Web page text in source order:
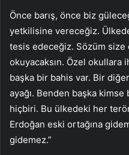
Önce barış, önce biz
yetkilisine vereceğiz.
tesis edeceğiz. Sözüm size
okuyacaksın. Özel okullara
başka bir bahis var. Bir
ayağı. Benden başka
hiçbiri. Bu ülkedeki her
Erdoğan eski ortağına
gidemez.”